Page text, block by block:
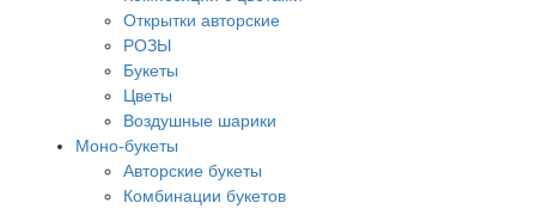
Открытки авторские
РОЗЫ
Букеты
Цветы
Воздушные шарики
Моно-букеты
Авторские букеты
Комбинации букетов